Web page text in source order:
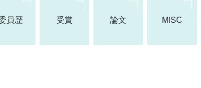
員歴 受賞 論文 MISC